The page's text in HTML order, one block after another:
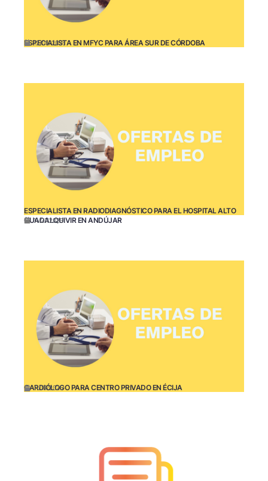
ESPECIALISTA EN MFYC PARA ÁREA SUR DE CÓRDOBA
12/05/2025
ESPECIALISTA EN RADIODIAGNÓSTICO PARA EL HOSPITAL ALTO
GUADALQUIVIR EN ANDÚJAR
11/21/2025
CARDIÓLOGO PARA CENTRO PRIVADO EN ÉCIJA
11/13/2025